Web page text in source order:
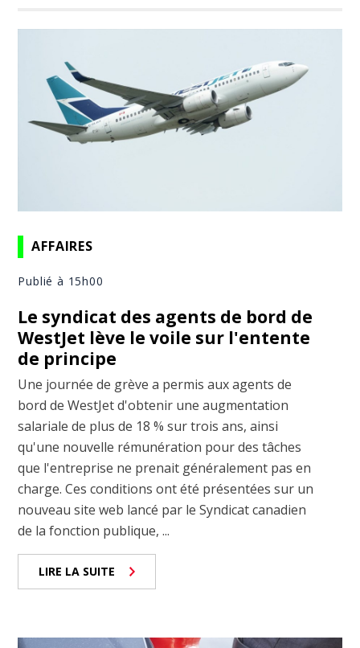
AFFAIRES
Publié à 15h00
Le syndicat des agents de bord de
WestJet lève le voile sur l'entente
de principe
Une journée de grève a permis aux agents de
bord de WestJet d'obtenir une augmentation
salariale de plus de 18 % sur trois ans, ainsi
qu'une nouvelle rémunération pour des tâches
que l'entreprise ne prenait généralement pas en
charge. Ces conditions ont été présentées sur un
nouveau site web lancé par le Syndicat canadien
de la fonction publique, ...
LIRE LA SUITE